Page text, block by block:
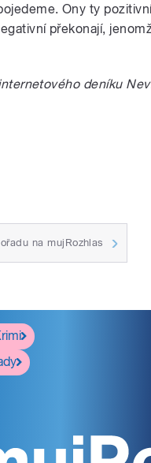
Ony ty
překonají,
deníku
na mujRozhlas